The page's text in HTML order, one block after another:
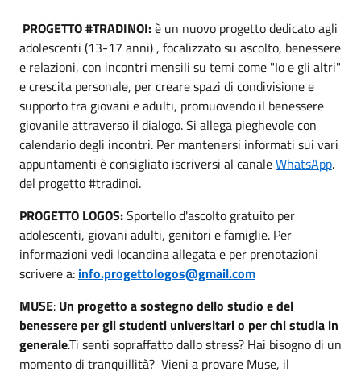
PROGETTO #TRADINOI:è un nuovo progetto dedicato agli
adolescenti (13-17 anni) , focalizzato su ascolto, benessere
e relazioni, con incontri mensili su temi come "Io e gli altri"
e crescita personale, per creare spazi di condivisione e
supporto tra giovani e adulti, promuovendo il benessere
giovanile attraverso il dialogo. Si allega pieghevole con
calendario degli incontri. Per mantenersi informati sui vari
appuntamenti è consigliato iscriversi al canaleWhatsApp.
del progetto #tradinoi.
PROGETTO LOGOS:Sportello d'ascolto gratuito per
adolescenti, giovani adulti, genitori e famiglie. Per
informazioni vedi locandina allegata e per prenotazioni
scrivere a: info.progettologos@gmail.com
MUSE: Un progetto a sostegno dello studio e del
benessere per gli studenti universitari o per chi studia in
generale.Ti senti sopraffatto dallo stress? Hai bisogno di un
momento di tranquillità? Vieni a provare Muse, il